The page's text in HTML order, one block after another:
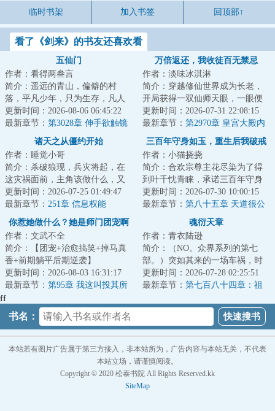
临时书架 加入书签 回顶部↑
看了《剑来》的书友还喜欢看
五仙门
作者：看得两叁言
简介：遥远的青山，偏僻的村
落，平凡少年，只为生存，凡人
生活却化作修仙之路，有谁是
真，有谁是假？有谁...
更新时间：2026-08-06 06:45:22
最新章节： 第3028章 伸手欲触镜
万倍返还，我收徒百无禁忌
作者：淡味冰淇淋
简介：穿越修仙世界成为长老，
开局获得一双仙师天眼，一眼便
可看穿无数弟子资质与缺陷；收
徒圣阶资质弟子...
更新时间：2026-07-31 22:08:15
最新章节： 第2970章 皇宫大殿内
的夜空
诸天之从僵约开始
作者：睡觉小哥
简介：杀破狼现，兵灾将起，在
这灾祸面前，主角该做什么，又
能做些什么，怎么样去度过这些
灾难，敬请期待...
更新时间：2026-07-25 01:49:47
最新章节： 251章 信息权能
三百年守身如玉，重生后我破戒
了
作者：小猫挠挠
简介：合欢宗尊主花尽染为了得
到叶千忱青睐，承诺三百年守身
如玉不采炉鼎，却在大婚之日惨
遭背叛，最后落...
更新时间：2026-07-30 10:00:15
最新章节： 第八十五章 天道很公
你惹她做什么？她是师门团宠啊
作者：文武不全
简介：【团宠+治愈搞笑+掉马真
香+前期躺平后期逆袭】
&lt;br/&gt;穿成灵界百年化不了形
的废柴蛇公主怎么办...
更新时间：2026-08-03 16:31:17
最新章节： 第95章 我这叫投其所
好
魂衍天章
作者：青衣陆逊
简介：（NO。众界系列的第七
部。）突如其来的一场车祸，时
迟殇得知了一个全新的世界。道
门、鬼道、龙组、...
更新时间：2026-07-28 02:25:51
最新章节： 第七百八十四章：祖
ff
书名：
本站若有图片广告属于第三方接入，非本站所为，广告内容与本站无关，不代表
本站立场，请谨慎阅读。
Copyright © 2020 松泰书院 All Rights Reserved.kk
SiteMap